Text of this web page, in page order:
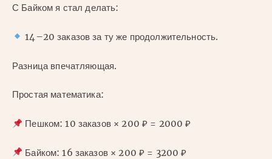
С Байком я стал делать:
14–20 заказов за ту же продолжительность.
Разница впечатляющая.
Простая математика:
Пешком: 10 заказов × 200 ₽ = 2000 ₽
Байком: 16 заказов × 200 ₽ = 3200 ₽